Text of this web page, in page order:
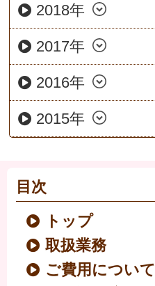
2018年
2017年
2016年
2015年
目次
トップ
取扱業務
ご費用について